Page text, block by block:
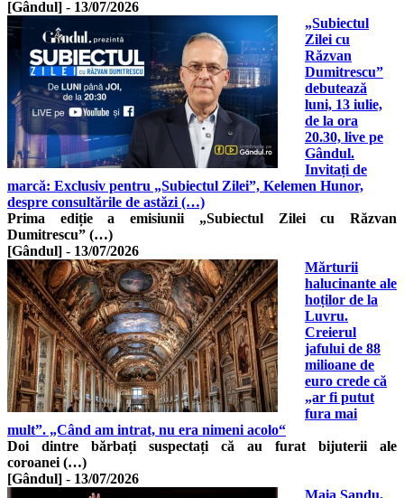
[Gândul] - 13/07/2026
„Subiectul
Zilei cu
Răzvan
Dumitrescu”
debutează
luni, 13 iulie,
de la ora
20.30, live pe
Gândul.
Invitați de
marcă: Exclusiv pentru „Subiectul Zilei”, Kelemen Hunor,
despre consultările de astăzi (…)
Prima ediție a emisiunii „Subiectul Zilei cu Răzvan
Dumitrescu” (…)
[Gândul] - 13/07/2026
Mărturii
halucinante ale
hoților de la
Luvru.
Creierul
jafului de 88
milioane de
euro crede că
„ar fi putut
fura mai
mult”. „Când am intrat, nu era nimeni acolo“
Doi dintre bărbați suspectați că au furat bijuterii ale
coroanei (…)
[Gândul] - 13/07/2026
Maia Sandu,